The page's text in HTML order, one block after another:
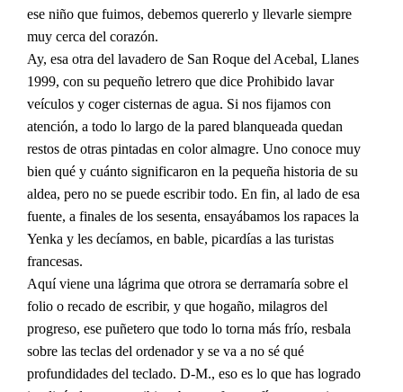
ese niño que fuimos, debemos quererlo y llevarle siempre
muy cerca del corazón.
Ay, esa otra del lavadero de San Roque del Acebal, Llanes
1999, con su pequeño letrero que dice Prohibido lavar
veículos y coger cisternas de agua. Si nos fijamos con
atención, a todo lo largo de la pared blanqueada quedan
restos de otras pintadas en color almagre. Uno conoce muy
bien qué y cuánto significaron en la pequeña historia de su
aldea, pero no se puede escribir todo. En fin, al lado de esa
fuente, a finales de los sesenta, ensayábamos los rapaces la
Yenka y les decíamos, en bable, picardías a las turistas
francesas.
Aquí viene una lágrima que otrora se derramaría sobre el
folio o recado de escribir, y que hogaño, milagros del
progreso, ese puñetero que todo lo torna más frío, resbala
sobre las teclas del ordenador y se va a no sé qué
profundidades del teclado. D-M., eso es lo que has logrado